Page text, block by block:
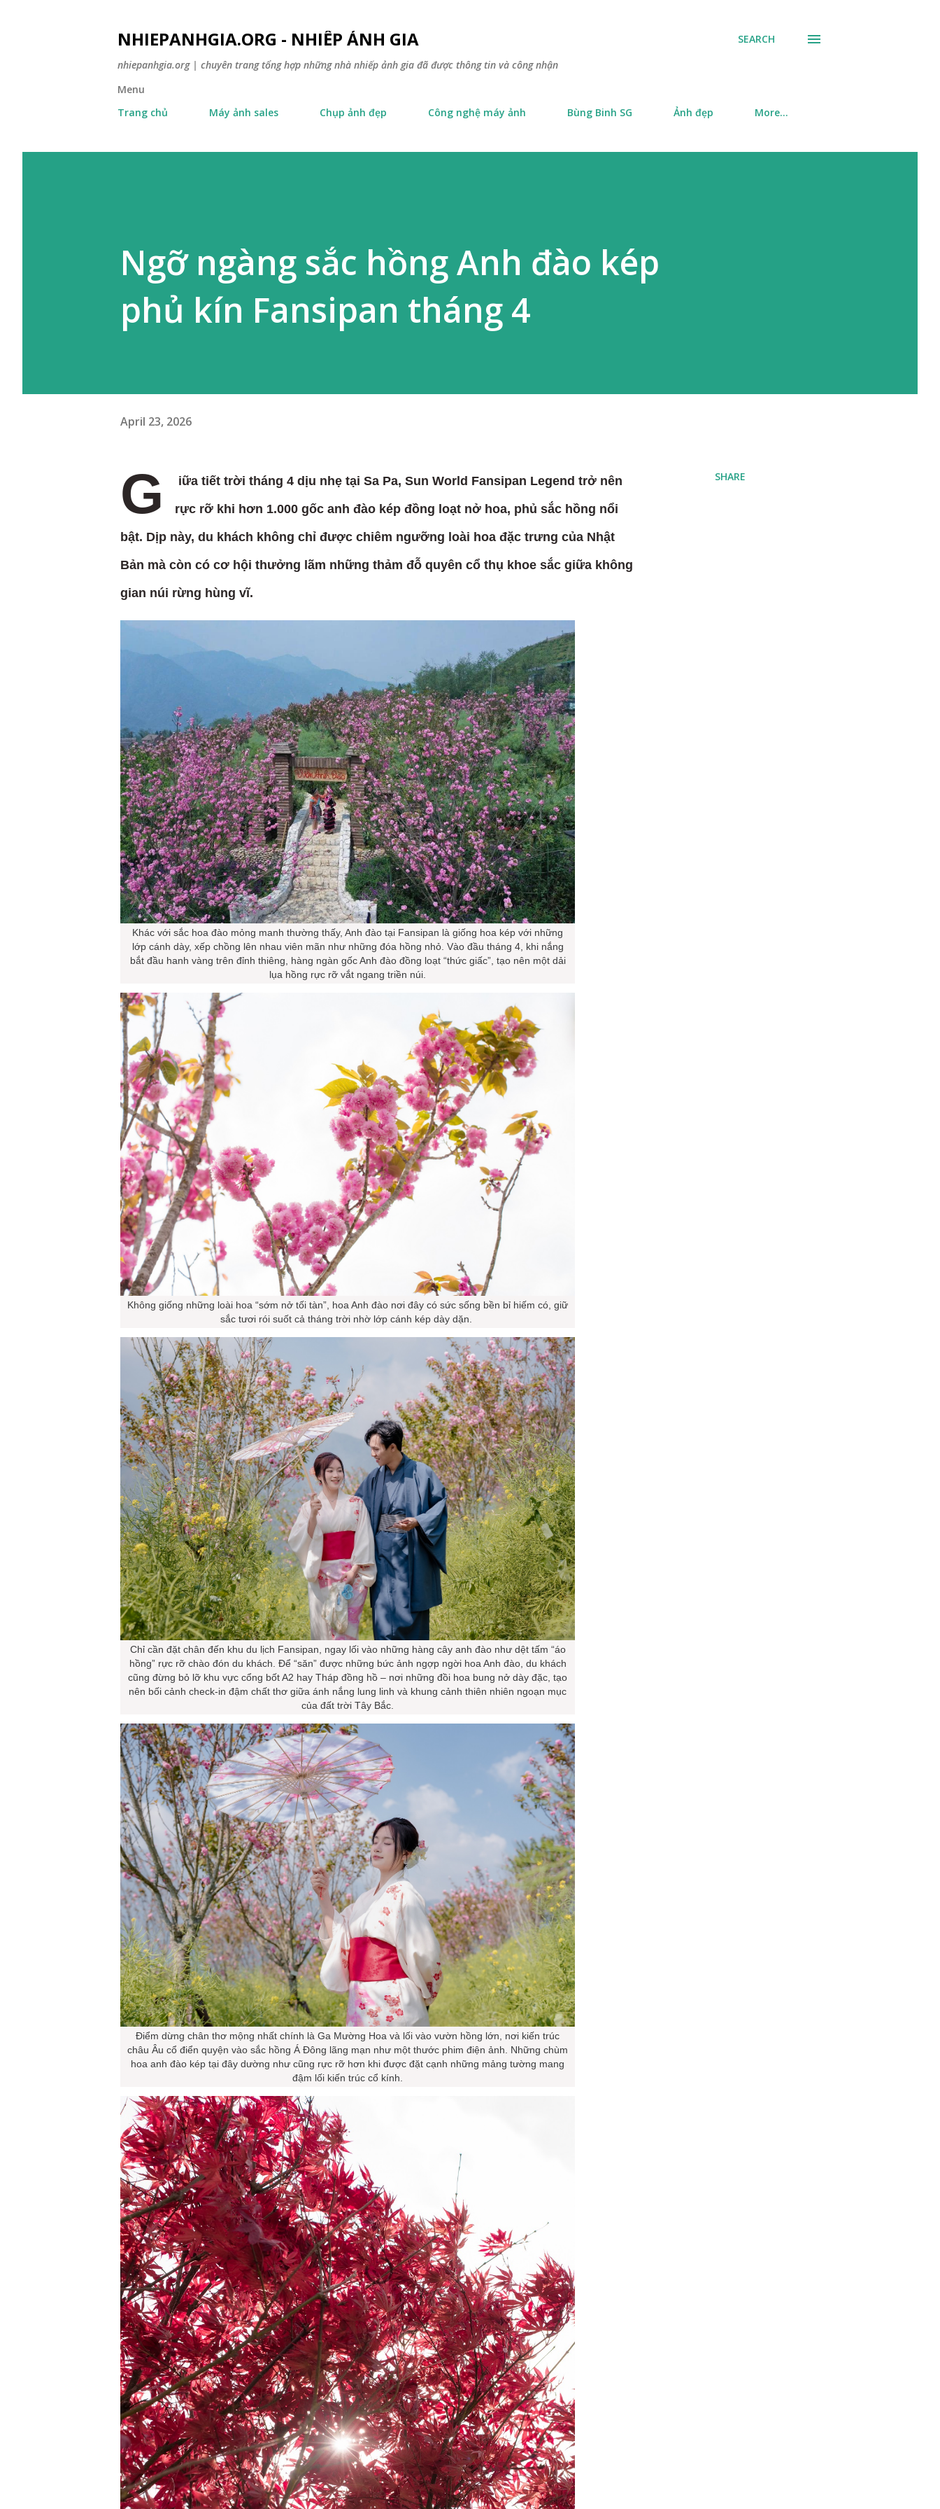
NHIEPANHGIA.ORG - NHIẾP ẢNH GIA
nhiepanhgia.org | chuyên trang tổng hợp những nhà nhiếp ảnh gia đã được thông tin và công nhận
SEARCH
Menu
Trang chủ
Máy ảnh sales Chụp ảnh đẹp Công nghệ máy ảnh Bùng Binh SG Ảnh đẹp More…
Ngỡ ngàng sắc hồng Anh đào kép
phủ kín Fansipan tháng 4
April 23, 2026
G
iữa tiết trời tháng 4 dịu nhẹ tại Sa Pa, Sun World Fansipan Legend trở nên
rực rỡ khi hơn 1.000 gốc anh đào kép đồng loạt nở hoa, phủ sắc hồng nổi
bật. Dịp này, du khách không chỉ được chiêm ngưỡng loài hoa đặc trưng của Nhật
Bản mà còn có cơ hội thưởng lãm những thảm đỗ quyên cổ thụ khoe sắc giữa không
gian núi rừng hùng vĩ.
Khác với sắc hoa đào mỏng manh thường thấy, Anh đào tại Fansipan là giống hoa kép với những
lớp cánh dày, xếp chồng lên nhau viên mãn như những đóa hồng nhỏ. Vào đầu tháng 4, khi nắng
bắt đầu hanh vàng trên đỉnh thiêng, hàng ngàn gốc Anh đào đồng loạt “thức giấc”, tạo nên một dải
lụa hồng rực rỡ vắt ngang triền núi.
Không giống những loài hoa “sớm nở tối tàn”, hoa Anh đào nơi đây có sức sống bền bỉ hiếm có, giữ
sắc tươi rói suốt cả tháng trời nhờ lớp cánh kép dày dặn.
Chỉ cần đặt chân đến khu du lịch Fansipan, ngay lối vào những hàng cây anh đào như dệt tấm “áo
hồng” rực rỡ chào đón du khách. Để “săn” được những bức ảnh ngợp ngời hoa Anh đào, du khách
cũng đừng bỏ lỡ khu vực cổng bốt A2 hay Tháp đồng hồ – nơi những đồi hoa bung nở dày đặc, tạo
nên bối cảnh check-in đậm chất thơ giữa ánh nắng lung linh và khung cảnh thiên nhiên ngoạn mục
của đất trời Tây Bắc.
Điểm dừng chân thơ mộng nhất chính là Ga Mường Hoa và lối vào vườn hồng lớn, nơi kiến trúc
châu Âu cổ điển quyện vào sắc hồng Á Đông lãng mạn như một thước phim điện ảnh. Những chùm
hoa anh đào kép tại đây dường như cũng rực rỡ hơn khi được đặt cạnh những mảng tường mang
đậm lối kiến trúc cổ kính.
SHARE